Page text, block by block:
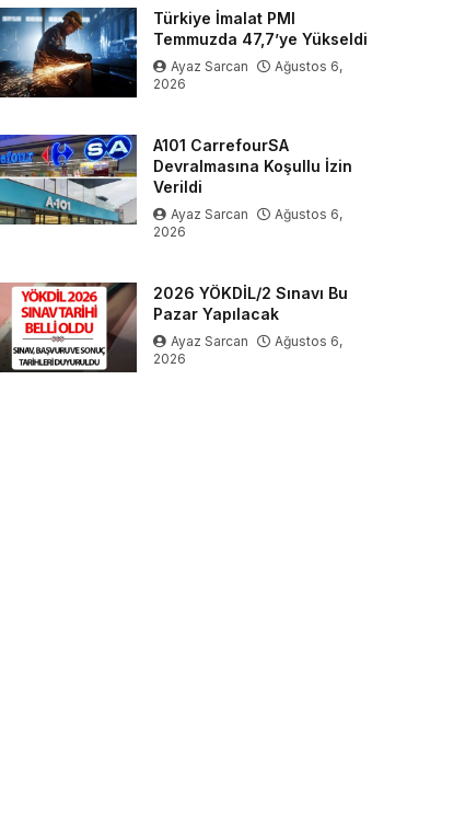
Türkiye İmalat PMI
Temmuzda 47,7’ye Yükseldi
Ayaz Sarcan
Ağustos 6,
2026
A101 CarrefourSA
Devralmasına Koşullu İzin
Verildi
Ayaz Sarcan
Ağustos 6,
2026
2026 YÖKDİL/2 Sınavı Bu
Pazar Yapılacak
Ayaz Sarcan
Ağustos 6,
2026